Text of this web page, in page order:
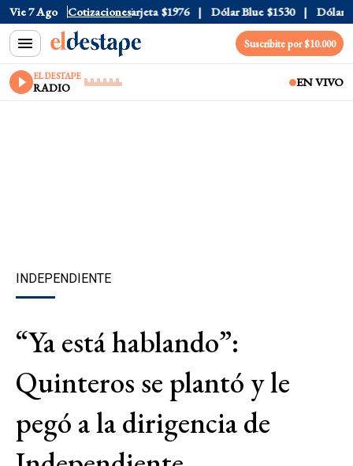
Vie 7 Ago Cotizaciones
$1520 Dólar Tarjeta $1976 Dólar Blue $1530 Dólar CCL
Suscribite por $10.000
EL DESTAPE
RADIO EN VIVO
INDEPENDIENTE
“Ya está hablando”:
Quinteros se plantó y le
pegó a la dirigencia de